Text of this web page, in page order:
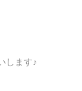
します♪